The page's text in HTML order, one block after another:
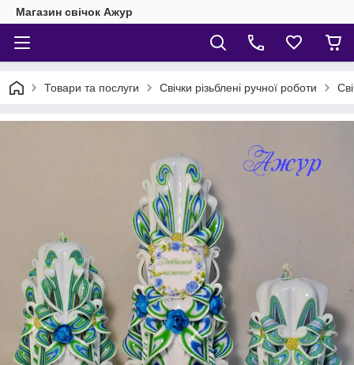
Магазин свічок Ажур
Товари та послуги Свічки різьблені ручної роботи